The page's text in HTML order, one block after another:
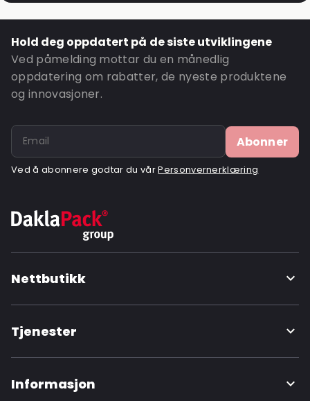
Hold deg oppdatert på de siste utviklingene
Ved påmelding mottar du en månedlig
oppdatering om rabatter, de nyeste produktene
og innovasjoner.
Abonner
Ved å abonnere godtar du vårPersonvernerklæring
Nettbutikk
Tjenester
Informasjon